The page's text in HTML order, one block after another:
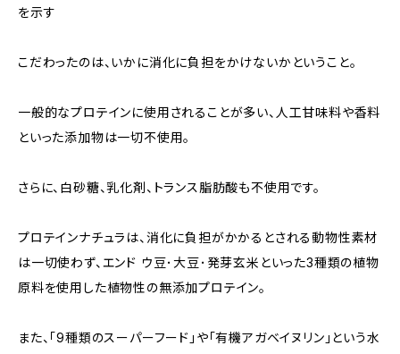
を示す
こだわったのは、いかに消化に負担をかけないかということ。
一般的なプロテインに使用されることが多い、人工甘味料や香料
といった添加物は一切不使用。
さらに、白砂糖、乳化剤、トランス脂肪酸も不使用です。
プロテインナチュラは、消化に負担がかかるとされる動物性素材
は一切使わず、エンド ウ豆･大豆･発芽玄米といった3種類の植物
原料を使用した植物性の無添加プロテイン。
また、「9種類のスーパーフード」や「有機アガベイヌリン」という水